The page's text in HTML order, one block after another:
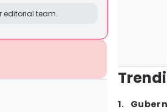
editorial team.
1.